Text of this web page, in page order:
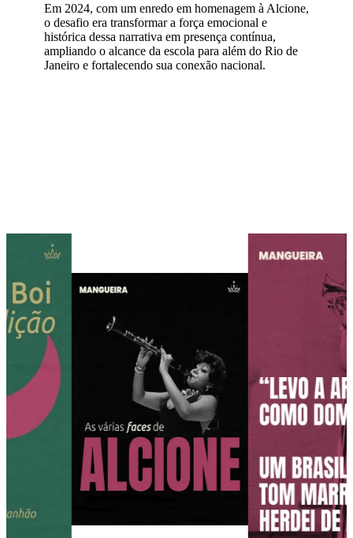
Em 2024, com um enredo em homenagem à Alcione,
o desafio era transformar a força emocional e
histórica dessa narrativa em presença contínua,
ampliando o alcance da escola para além do Rio de
Janeiro e fortalecendo sua conexão nacional.